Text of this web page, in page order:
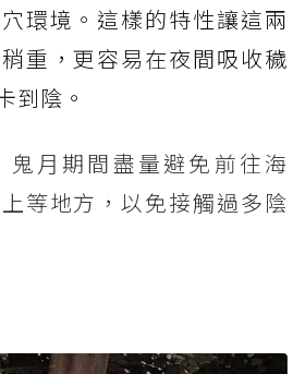
環境。這樣的特性讓這兩
重，更容易在夜間吸收穢
到陰。
鬼月期間盡量避免前往海
等地方，以免接觸過多陰